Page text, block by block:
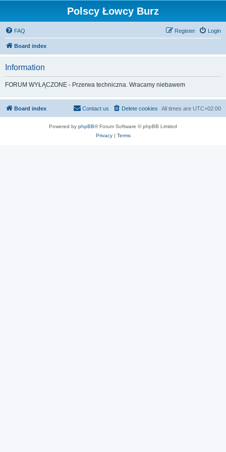
Polscy Łowcy Burz
FAQ Login
Register
Board index
Information
FORUM WYŁĄCZONE - Przerwa techniczna. Wracamy niebawem
Board index All times are UTC+02:00
Delete cookies
Contact us
Powered by phpBB® Forum Software © phpBB Limited
Privacy| Terms